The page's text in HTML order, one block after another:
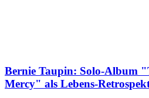
Bernie Taupin: Solo-Album
Mercy" als Lebens-